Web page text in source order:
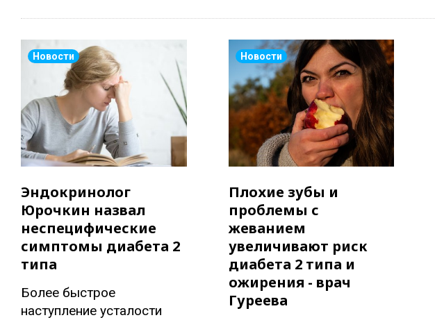
Новости
Эндокринолог
Юрочкин назвал
неспецифические
симптомы диабета 2
типа
Более быстрое
наступление усталости
Новости
Плохие зубы и
проблемы с
жеванием
увеличивают риск
диабета 2 типа и
ожирения - врач
Гуреева